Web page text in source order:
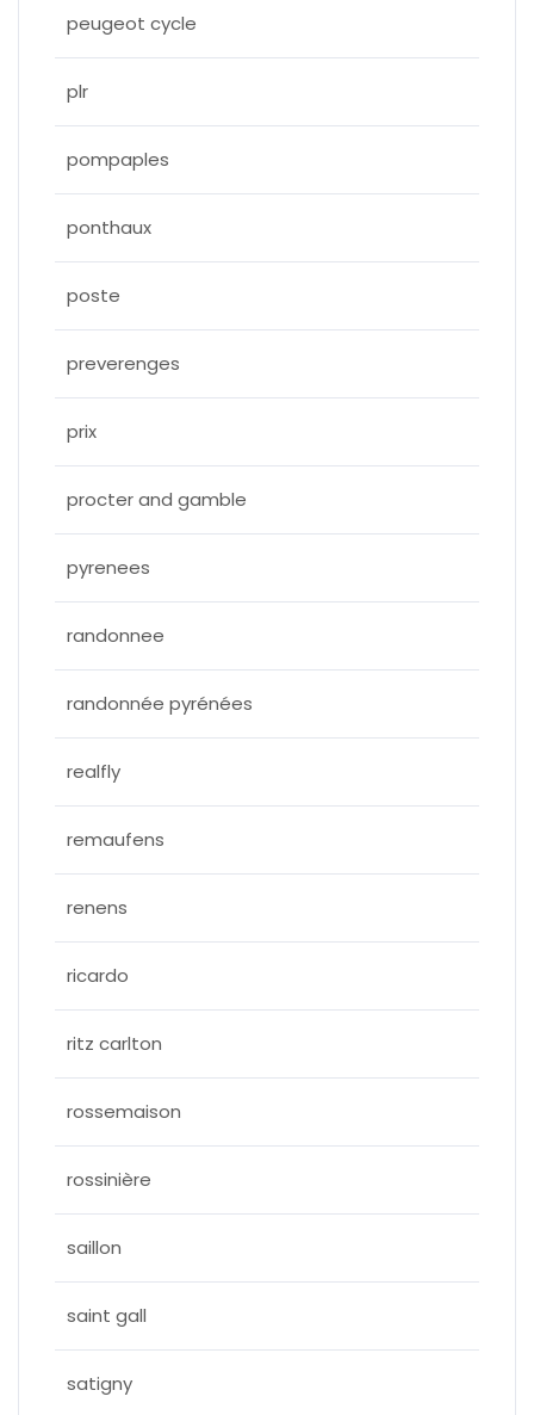
peugeot cycle
plr
pompaples
ponthaux
poste
preverenges
prix
procter and gamble
pyrenees
randonnee
randonnée pyrénées
realfly
remaufens
renens
ricardo
ritz carlton
rossemaison
rossinière
saillon
saint gall
satigny